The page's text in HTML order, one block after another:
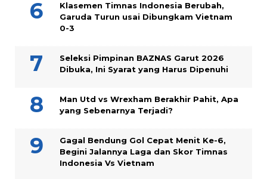
Klasemen Timnas Indonesia Berubah,
Garuda Turun usai Dibungkam Vietnam
0-3
Seleksi Pimpinan BAZNAS Garut 2026
Dibuka, Ini Syarat yang Harus Dipenuhi
Man Utd vs Wrexham Berakhir Pahit, Apa
yang Sebenarnya Terjadi?
Gagal Bendung Gol Cepat Menit Ke-6,
Begini Jalannya Laga dan Skor Timnas
Indonesia Vs Vietnam